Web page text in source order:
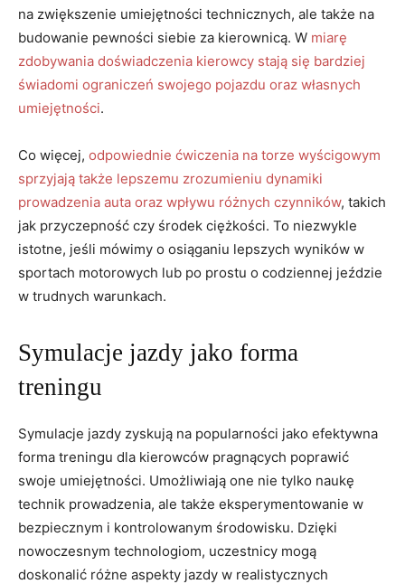
na zwiększenie umiejętności technicznych, ale także ⁣na
budowanie pewności⁤ siebie za kierownicą. W miarę
zdobywania doświadczenia kierowcy stają się bardziej​
świadomi ograniczeń⁣ swojego pojazdu oraz własnych
umiejętności.
Co więcej, odpowiednie ćwiczenia na ⁢torze wyścigowym⁢
sprzyjają ‍także lepszemu zrozumieniu dynamiki
prowadzenia⁣ auta oraz‍ wpływu różnych czynników, ⁣takich
‌jak przyczepność‌ czy środek ciężkości. To⁢ niezwykle
istotne, jeśli mówimy o osiąganiu lepszych wyników w
sportach ⁢motorowych lub po‌ prostu o codziennej jeździe
w trudnych warunkach.
Symulacje jazdy jako‍ forma
treningu
Symulacje jazdy zyskują na popularności‌ jako efektywna
forma treningu dla kierowców pragnących poprawić⁣
swoje​ umiejętności. Umożliwiają one nie⁢ tylko naukę⁣
technik prowadzenia, ale także eksperymentowanie w
bezpiecznym i⁤ kontrolowanym środowisku. Dzięki
nowoczesnym technologiom, ⁣uczestnicy mogą
doskonalić różne aspekty jazdy w realistycznych